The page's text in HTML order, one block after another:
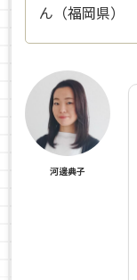
ん（福岡県）
河邊典子